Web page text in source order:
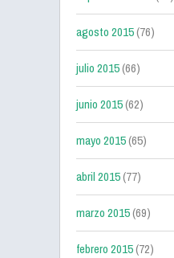
agosto 2015(76)
julio 2015(66)
junio 2015(62)
mayo 2015(65)
abril 2015(77)
marzo 2015(69)
febrero 2015(72)